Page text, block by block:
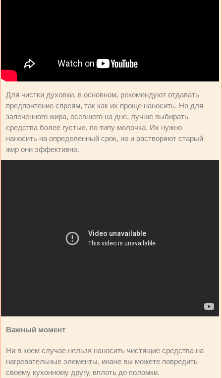
Для чистки духовки, в основном, рекомендуют отдавать
предпочтение спреям, так как их проще наносить. Но для
запеченного жира, осевшего на дне, лучше выбирать
средства более густые, по типу молочка. Их нужно
наносить на определенный срок, но и растворяют старый
жир они эффективно.
Важный момент
Ни в коем случае нельзя наносить чистящие средства на
нагревательные элементы, иначе вы можете повредить
своему кухонному другу, вплоть до поломки.